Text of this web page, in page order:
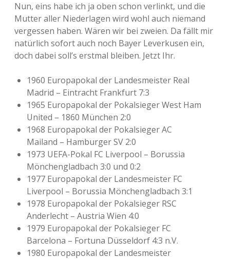
Nun, eins habe ich ja oben schon verlinkt, und die
Mutter aller Niederlagen wird wohl auch niemand
vergessen haben. Wären wir bei zweien. Da fällt mir
natürlich sofort auch noch Bayer Leverkusen ein,
doch dabei soll’s erstmal bleiben. Jetzt Ihr.
1960 Europapokal der Landesmeister Real
Madrid – Eintracht Frankfurt 7:3
1965 Europapokal der Pokalsieger West Ham
United – 1860 München 2:0
1968 Europapokal der Pokalsieger AC
Mailand – Hamburger SV 2:0
1973 UEFA-Pokal FC Liverpool – Borussia
Mönchengladbach 3:0 und 0:2
1977 Europapokal der Landesmeister FC
Liverpool – Borussia Mönchengladbach 3:1
1978 Europapokal der Pokalsieger RSC
Anderlecht – Austria Wien 4:0
1979 Europapokal der Pokalsieger FC
Barcelona – Fortuna Düsseldorf 4:3 n.V.
1980 Europapokal der Landesmeister